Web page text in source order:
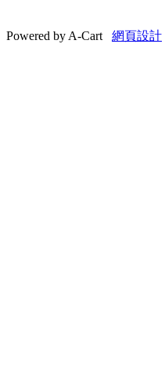
Powered by A-Cart 網頁設計